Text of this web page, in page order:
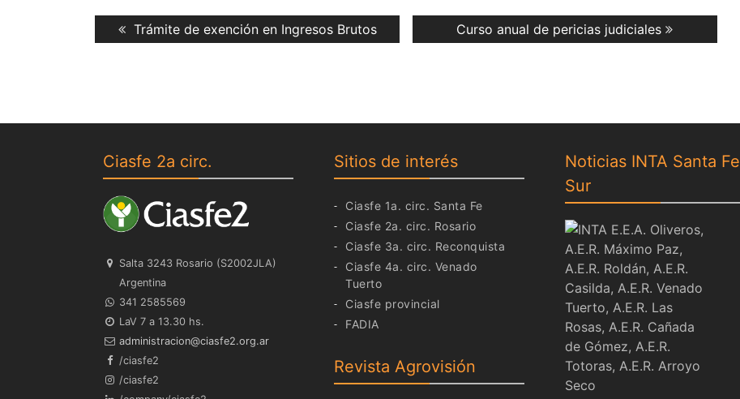
Navegación
de
Previous
post:
Trámite de exención en Ingresos Brutos
Next
post:
Curso anual de pericias judiciales
Ciasfe 2a circ.
Salta 3243 Rosario (S2002JLA)
Argentina
341 2585569
LaV 7 a 13.30 hs.
ra.gro.2efsaic@noicartsinimda
/ciasfe2
/ciasfe2
Sitios de interés
Ciasfe 1a. circ. Santa Fe
Ciasfe 2a. circ. Rosario
Ciasfe 3a. circ. Reconquista
Ciasfe 4a. circ. Venado
Tuerto
Ciasfe provincial
FADIA
Revista Agrovisión
Noticias INTA Santa Fe
Sur